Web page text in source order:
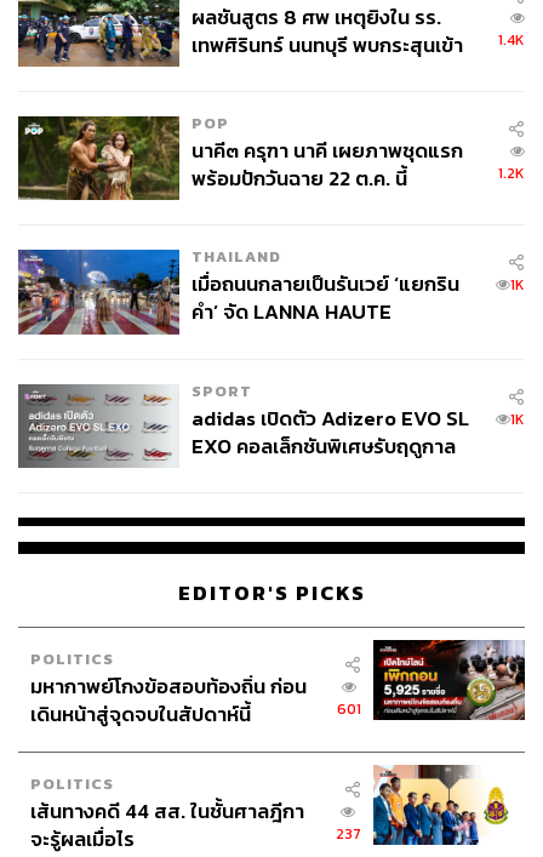
ผลชันสูตร 8 ศพ เหตุยิงใน รร.
เทพศิรินทร์ นนทบุรี พบกระสุนเข้า
1.4K
POP
นาคี๓ ครุฑา นาคี เผยภาพชุดแรก
พร้อมปักวันฉาย 22 ต.ค. นี้
1.2K
THAILAND
เมื่อถนนกลายเป็นรันเวย์ ‘แยกริน
คำ’ จัด LANNA HAUTE
1K
SPORT
adidas เปิดตัว Adizero EVO SL
EXO คอลเล็กชันพิเศษรับฤดูกาล
1K
EDITOR'S PICKS
POLITICS
มหากาพย์โกงข้อสอบท้องถิ่น ก่อน
เดินหน้าสู่จุดจบในสัปดาห์นี้
601
POLITICS
เส้นทางคดี 44 สส. ในชั้นศาลฎีกา
จะรู้ผลเมื่อไร
237